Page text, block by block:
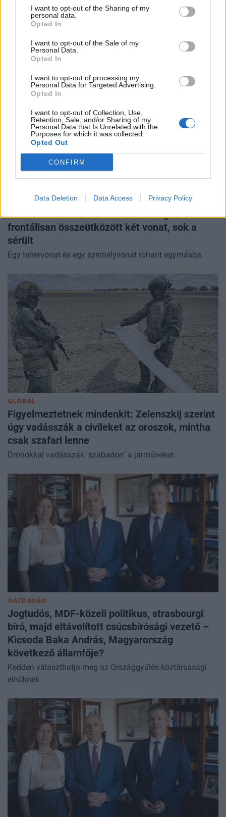
I want to opt-out of the Sharing of my
personal data.
Opted In
I want to opt-out of the Sale of my
Personal Data.
Opted In
I want to opt-out of processing my
Personal Data for Targeted Advertising.
Opted In
I want to opt-out of Collection, Use,
Retention, Sale, and/or Sharing of my
Personal Data that Is Unrelated with the
Purposes for which it was collected.
Opted Out
CONFIRM
Data Deletion Data Access Privacy Policy
DEVIZA
Mire Magyarország lecseréli a forintot, pont
kukázzák a most ismert eurót
Ha lenne eszünk egy üdítős kupakkal fizetnénk az EU-ban!
GLOBÁL
Horrorbaleset a szomszédos országban:
frontálisan összeütközött két vonat, sok a
sérült
Egy tehervonat és egy személyvonat rohant egymásba.
GLOBÁL
Figyelmeztetnek mindenkit: Zelenszkij szerint
úgy vadásszák a civileket az oroszok, mintha
csak szafari lenne
Drónokkal vadásszák "szabadon" a járműveket.
GAZDASÁG
Jogtudós, MDF-közeli politikus, strasbourgi
bíró, majd eltávolított csúcsbírósági vezető –
Kicsoda Baka András, Magyarország
következő államfője?
Kedden választhatja meg az Országgyűlés köztársasági
elnöknek.